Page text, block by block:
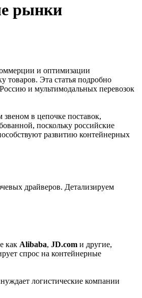
рынки
и оптимизации
товаров. Эта статья подробно
и мультимодальных перевозок
в цепочке поставок,
поскольку российские
развитию контейнерных
драйверов. Детализируем
как Alibaba, JD.com и другие,
спрос на контейнерные
логистические компании